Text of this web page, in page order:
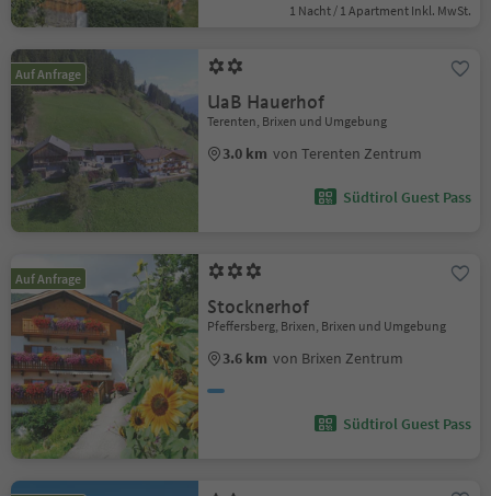
1 Nacht / 1 Apartment Inkl. MwSt.
Auf Anfrage
UaB Hauerhof
Terenten, Brixen und Umgebung
3.0 km von Terenten Zentrum
Südtirol Guest Pass
Auf Anfrage
Stocknerhof
Pfeffersberg, Brixen, Brixen und Umgebung
3.6 km von Brixen Zentrum
Südtirol Guest Pass